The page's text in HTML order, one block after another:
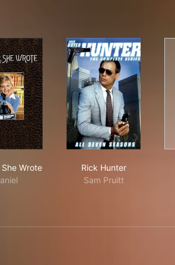
Wrote
Rick Hunter
Sam Pruitt